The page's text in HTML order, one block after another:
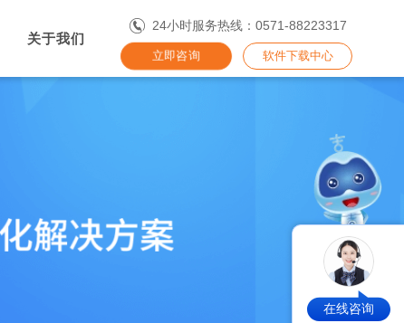
关于我们
24小时服务热线：0571-88223317
立即咨询 软件下载中心
在线咨询